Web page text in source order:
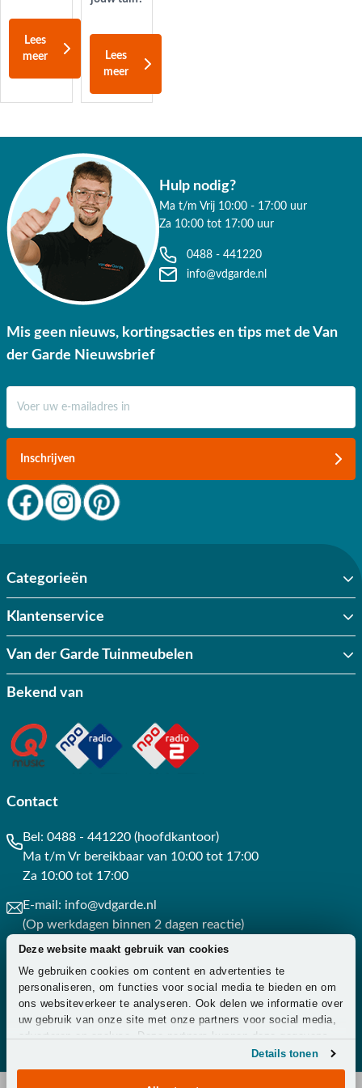
Deze website maakt gebruik van cookies
We gebruiken cookies om content en advertenties te
personaliseren, om functies voor social media te bieden en om
ons websiteverkeer te analyseren. Ook delen we informatie over
uw gebruik van onze site met onze partners voor social media,
adverteren en analyse. Deze partners kunnen deze gegevens
combineren met andere informatie die u aan ze heeft verstrekt
of die ze hebben verzameld op basis van uw gebruik van hun
Details tonen
Lees
meer
Lees
meer
Hulp nodig?
Ma t/m Vrij 10:00 - 17:00 uur
Za 10:00 tot 17:00 uur
0488 - 441220
info@vdgarde.nl
Mis geen nieuws, kortingsacties en tips met de Van
der Garde Nieuwsbrief
Inschrijven
Categorieën
Klantenservice
Van der Garde Tuinmeubelen
Bekend van
Contact
Bel: 0488 - 441220 (hoofdkantoor)
Ma t/m Vr bereikbaar van 10:00 tot 17:00
Za 10:00 tot 17:00
E-mail: info@vdgarde.nl
(Op werkdagen binnen 2 dagen reactie)
Whatsapp: 0488441220
(Op werkdagen binnen 3 uur reactie)
Contact